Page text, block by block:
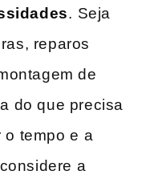
. ⁤Seja
reparos
de
do que precisa
o tempo e ⁤a
a